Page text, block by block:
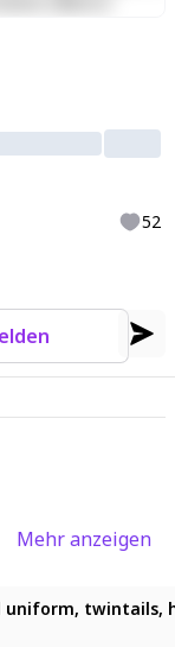
Duis aute irure
dolore eu
cupidatat non
anim id est
52
Mehr anzeigen
uniform, twintails,